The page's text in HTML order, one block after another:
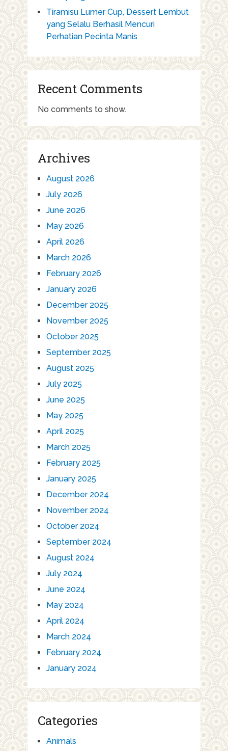
Tiramisu Lumer Cup, Dessert Lembut
yang Selalu Berhasil Mencuri
Perhatian Pecinta Manis
Recent Comments
No comments to show.
Archives
August 2026
July 2026
June 2026
May 2026
April 2026
March 2026
February 2026
January 2026
December 2025
November 2025
October 2025
September 2025
August 2025
July 2025
June 2025
May 2025
April 2025
March 2025
February 2025
January 2025
December 2024
November 2024
October 2024
September 2024
August 2024
July 2024
June 2024
May 2024
April 2024
March 2024
February 2024
January 2024
Categories
Animals